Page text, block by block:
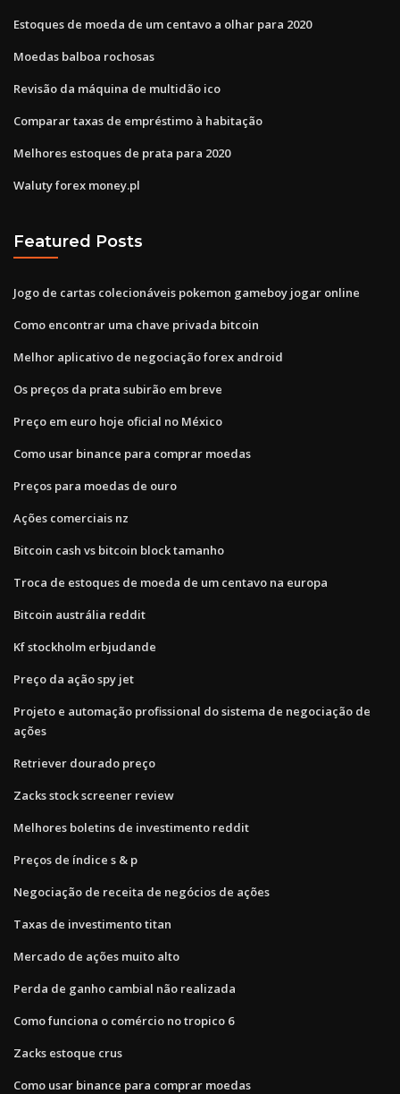
Estoques de moeda de um centavo a olhar para 2020
Moedas balboa rochosas
Revisão da máquina de multidão ico
Comparar taxas de empréstimo à habitação
Melhores estoques de prata para 2020
Waluty forex money.pl
Featured Posts
Jogo de cartas colecionáveis ​​pokemon gameboy jogar online
Como encontrar uma chave privada bitcoin
Melhor aplicativo de negociação forex android
Os preços da prata subirão em breve
Preço em euro hoje oficial no México
Como usar binance para comprar moedas
Preços para moedas de ouro
Ações comerciais nz
Bitcoin cash vs bitcoin block tamanho
Troca de estoques de moeda de um centavo na europa
Bitcoin austrália reddit
Kf stockholm erbjudande
Preço da ação spy jet
Projeto e automação profissional do sistema de negociação de
ações
Retriever dourado preço
Zacks stock screener review
Melhores boletins de investimento reddit
Preços de índice s & p
Negociação de receita de negócios de ações
Taxas de investimento titan
Mercado de ações muito alto
Perda de ganho cambial não realizada
Como funciona o comércio no tropico 6
Zacks estoque crus
Como usar binance para comprar moedas